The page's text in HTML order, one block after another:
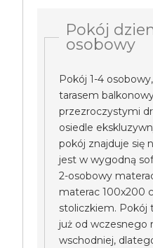
Pokój
osobowy
Pokój 1-4
tarasem
przezroczystymi
osiedle
pokój znajduje się
jest w wygodną
2-osobowy
materac 100x200
stoliczkiem. Pokój
już od wczesnego
wschodniej,